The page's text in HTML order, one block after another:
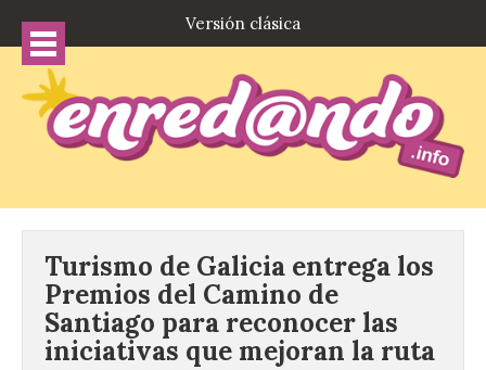
Versión clásica
Turismo de Galicia entrega los
Premios del Camino de
Santiago para reconocer las
iniciativas que mejoran la ruta